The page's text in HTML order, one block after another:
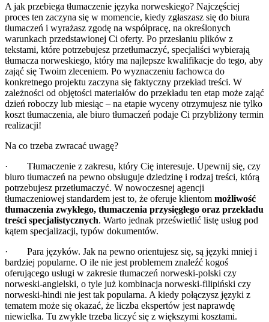
A jak przebiega tłumaczenie języka norweskiego? Najczęściej
proces ten zaczyna się w momencie, kiedy zgłaszasz się do biura
tłumaczeń i wyrażasz zgodę na współpracę, na określonych
warunkach przedstawionej Ci oferty. Po przesłaniu plików z
tekstami, które potrzebujesz przetłumaczyć, specjaliści wybierają
tłumacza norweskiego, który ma najlepsze kwalifikacje do tego, aby
zająć się Twoim zleceniem. Po wyznaczeniu fachowca do
konkretnego projektu zaczyna się faktyczny przekład treści. W
zależności od objętości materiałów do przekładu ten etap może zająć
dzień roboczy lub miesiąc – na etapie wyceny otrzymujesz nie tylko
koszt tłumaczenia, ale biuro tłumaczeń podaje Ci przybliżony termin
realizacji!
Na co trzeba zwracać uwagę?
· Tłumaczenie z zakresu, który Cię interesuje. Upewnij się, czy
biuro tłumaczeń na pewno obsługuje dziedzinę i rodzaj treści, którą
potrzebujesz przetłumaczyć. W nowoczesnej agencji
tłumaczeniowej standardem jest to, że oferuje klientom możliwość
tłumaczenia zwykłego, tłumaczenia przysięgłego oraz przekładu
treści specjalistycznych. Warto jednak prześwietlić listę usług pod
kątem specjalizacji, typów dokumentów.
· Para języków. Jak na pewno orientujesz się, są języki mniej i
bardziej popularne. O ile nie jest problemem znaleźć kogoś
oferującego usługi w zakresie tłumaczeń norweski-polski czy
norweski-angielski, o tyle już kombinacja norweski-filipiński czy
norweski-hindi nie jest tak popularna. A kiedy połączysz języki z
tematem może się okazać, że liczba ekspertów jest naprawdę
niewielka. Tu zwykle trzeba liczyć się z większymi kosztami.